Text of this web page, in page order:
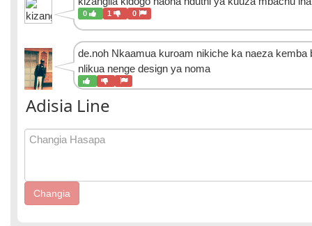
0 1 0
de.noh Nkaamua kuroam nikiche ka naeza kemba
nlikua nenge design ya noma
Adisia Line
Changia